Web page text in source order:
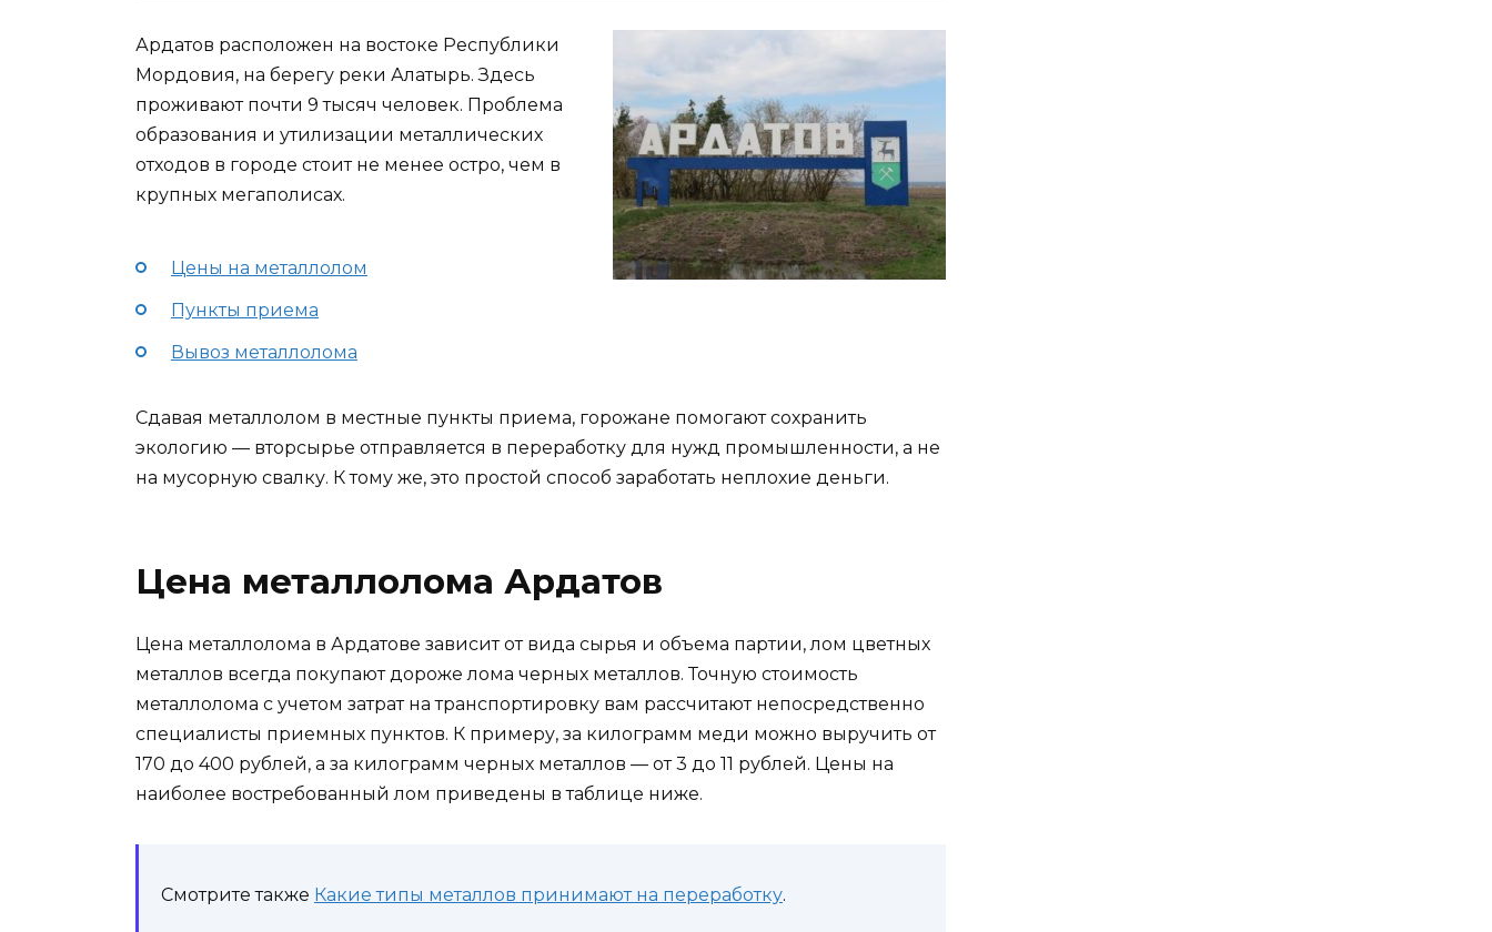
Ардатов расположен на востоке Республики
Мордовия, на берегу реки Алатырь. Здесь
проживают почти 9 тысяч человек. Проблема
образования и утилизации металлических
отходов в городе стоит не менее остро, чем в
крупных мегаполисах.
Цены на металлолом
Пункты приема
Вывоз металлолома
Сдавая металлолом в местные пункты приема, горожане помогают сохранить
экологию — вторсырье отправляется в переработку для нужд промышленности, а не
на мусорную свалку. К тому же, это простой способ заработать неплохие деньги.
Цена металлолома Ардатов
Цена металлолома в Ардатове зависит от вида сырья и объема партии, лом цветных
металлов всегда покупают дороже лома черных металлов. Точную стоимость
металлолома с учетом затрат на транспортировку вам рассчитают непосредственно
специалисты приемных пунктов. К примеру, за килограмм меди можно выручить от
170 до 400 рублей, а за килограмм черных металлов — от 3 до 11 рублей. Цены на
наиболее востребованный лом приведены в таблице ниже.
Смотрите также Какие типы металлов принимают на переработку.